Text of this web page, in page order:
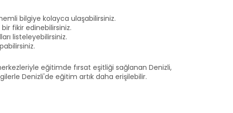
bilgiye kolayca ulaşabilirsiniz.
fikir edinebilirsiniz.
listeleyebilirsiniz.
eğitimde fırsat eşitliği sağlanan Denizli,
Denizli'de eğitim artık daha erişilebilir.